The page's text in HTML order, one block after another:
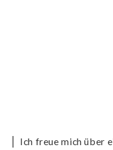
Ich freue mich über